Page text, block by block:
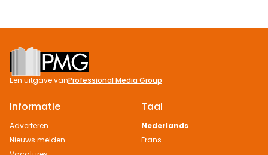
Footer
Een uitgave vanProfessional Media Group
Informatie
Adverteren
Nieuws melden
Taal
Nederlands
Frans